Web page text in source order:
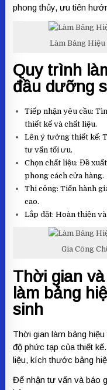
phong thủy, ưu tiên
Làm Bảng
Quy trình
đầu dưỡng
Tiếp nhận yêu cầu:
thiết kế và chất liệu.
Lên ý tưởng thiết kế:
tư vấn tối ưu.
Chọn chất liệu: Đề
phong cách cửa hàng.
Thi công: Tiến hành
cao.
Lắp đặt: Hoàn thiện
Gia Công
Thời gian
làm bảng
sinh
Thời gian làm bảng
độ phức tạp của thiết
liệu, kích thước bảng
Để nhận tư vấn và báo